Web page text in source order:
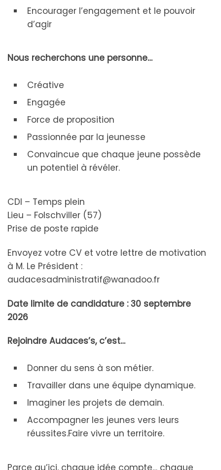
Encourager l’engagement et le pouvoir
d’agir
Nous recherchons une personne…
Créative
Engagée
Force de proposition
Passionnée par la jeunesse
Convaincue que chaque jeune possède
un potentiel à révéler.
CDI – Temps plein
Lieu – Folschviller (57)
Prise de poste rapide
Envoyez votre CV et votre lettre de motivation
à M. Le Président :
audacesadministratif@wanadoo.fr
Date limite de candidature : 30 septembre
2026
Rejoindre Audaces’s, c’est…
Donner du sens à son métier.
Travailler dans une équipe dynamique.
Imaginer les projets de demain.
Accompagner les jeunes vers leurs
réussites.Faire vivre un territoire.
Parce qu’ici, chaque idée compte… chaque